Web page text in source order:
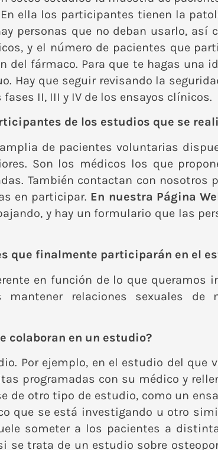
ella los participantes tienen la
personas que no deban usarlo, así
y el número de pacientes que
fármaco. Para que te hagas una
Hay que seguir revisando la
II, III y IV de los ensayos clínicos.
de los estudios que se
de pacientes voluntarias
Son los médicos los que
También contactan con nosotros
en participar. En nuestra Página
y hay un formulario que las
que finalmente participarán en el
en función de lo que queramos
mantener relaciones sexuales
colaboran en un estudio?
Por ejemplo, en el estudio del
programadas con su médico y
de otro tipo de estudio, como un
que se está investigando u otro
someter a los pacientes a
se trata de un estudio sobre